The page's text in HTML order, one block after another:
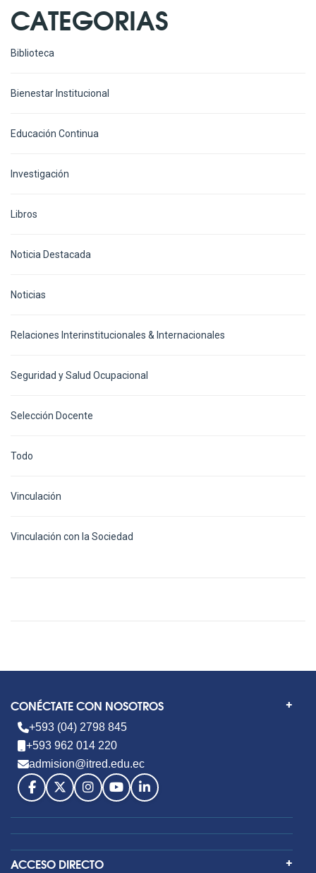
CATEGORIAS
Biblioteca
Bienestar Institucional
Educación Continua
Investigación
Libros
Noticia Destacada
Noticias
Relaciones Interinstitucionales & Internacionales
Seguridad y Salud Ocupacional
Selección Docente
Todo
Vinculación
Vinculación con la Sociedad
CONÉCTATE CON NOSOTROS
+593 (04) 2798 845
+593 962 014 220
admision@itred.edu.ec
ACCESO DIRECTO